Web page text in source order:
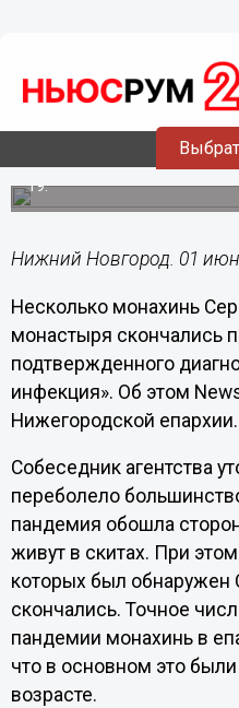
01.06.202016:59
Нижегородская
смерть монахинь
Дивеевский монастырь
19.
Нижний Новгород. 01
Несколько монахинь
монастыря скончались
подтвержденного
инфекция». Об этом
Нижегородской епархии.
Собеседник агентства
переболело
пандемия обошла
живут в скитах. При
которых был обнаружен
скончались. Точное
пандемии монахинь в
что в основном это
возрасте.